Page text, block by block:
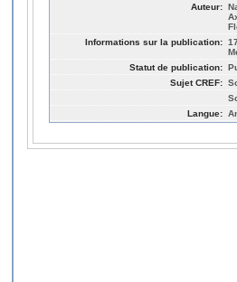
Auteur:
Informations sur la publication:
Statut de publication:
Sujet CREF:
Langue: